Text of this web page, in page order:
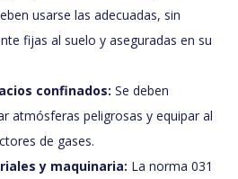
usarse las adecuadas, sin
fijas al suelo y aseguradas en su
confinados: Se deben
atmósferas peligrosas y equipar al
de gases.
y maquinaria: La norma 031